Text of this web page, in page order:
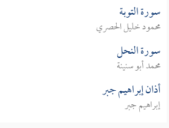
سورة التوبة
محمود خليل الحصري
سورة النحل
محمد أبو سنينة
أذان إبراهيم جبر
إبراهيم جبر